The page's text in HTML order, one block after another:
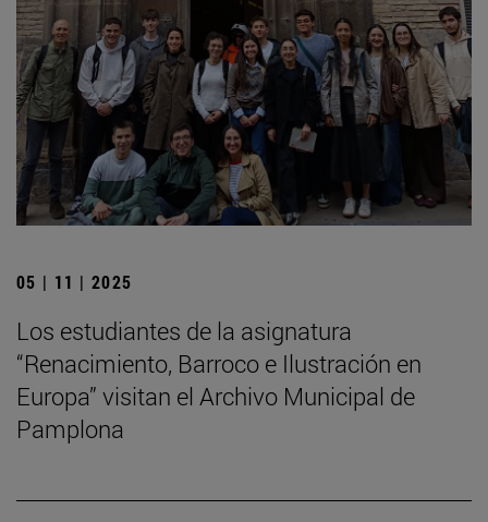
05 | 11 | 2025
Los estudiantes de la asignatura
“Renacimiento, Barroco e Ilustración en
Europa” visitan el Archivo Municipal de
Pamplona